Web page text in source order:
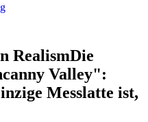
RealismDie
Valley":
Messlatte ist,